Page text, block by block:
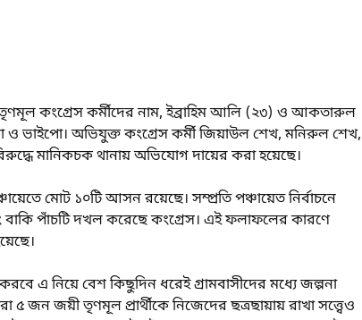
কংগ্রেস কর্মীদের নাম, ইব্রাহিম আলি (২৩) ও আকতারুল
ভাইপো। অভিযুক্ত কংগ্রেস কর্মী জিয়াউল শেখ, মনিরুল শেখ,
মানিকচক থানায় অভিযোগ দায়ের করা হয়েছে।
মোট ১০টি আসন রয়েছে। সম্প্রতি পঞ্চায়েত নির্বাচনে
পাঁচটি দখল করেছে কংগ্রেস। এই ফলাফলের কারণে
এ নিয়ে বেশ কিছুদিন ধরেই গ্রামবাসীদের মধ্যে জল্পনা
জন জয়ী তৃণমূল প্রার্থীকে নিজেদের ছত্রছায়ায় রাখা সত্ত্বেও